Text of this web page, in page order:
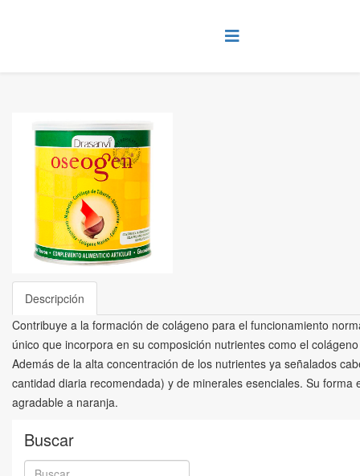
Descripción
Contribuye a la formación de colágeno para el funcionamiento
único que incorpora en su composición nutrientes como el
Además de la alta concentración de los nutrientes ya señalados
cantidad diaria recomendada) y de minerales esenciales. Su
agradable a naranja.
Buscar